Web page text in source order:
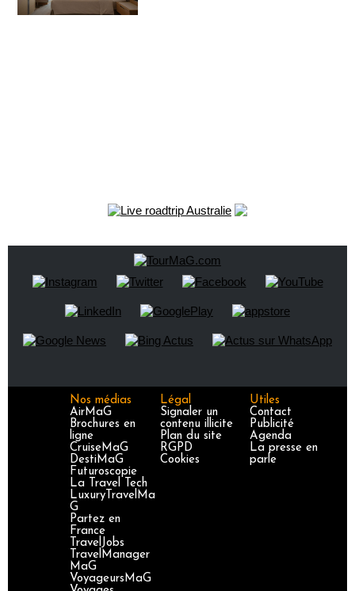
Nos médias
AirMaG
Brochures en
ligne
CruiseMaG
DestiMaG
Futuroscopie
La Travel Tech
LuxuryTravelMa
G
Partez en
France
TravelJobs
TravelManager
MaG
VoyageursMaG
Légal
Signaler un
contenu illicite
Plan du site
RGPD
Cookies
Utiles
Contact
Publicité
Agenda
La presse en
parle